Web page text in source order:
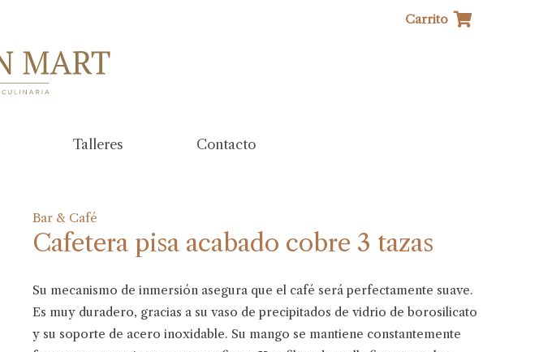
Carrito
Talleres Contacto
Bar & Café
Cafetera pisa acabado cobre 3 tazas
Su mecanismo de inmersión asegura que el café será perfectamente suave.
Es muy duradero, gracias a su vaso de precipitados de vidrio de borosilicato
y su soporte de acero inoxidable. Su mango se mantiene constantemente